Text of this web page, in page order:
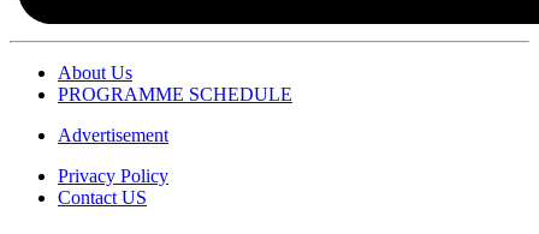
About Us
PROGRAMME SCHEDULE
Advertisement
Privacy Policy
Contact US